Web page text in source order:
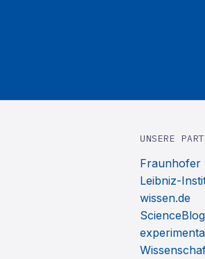
UNSERE
Fraunhofer
Leibniz-
wissen.de
experimenta